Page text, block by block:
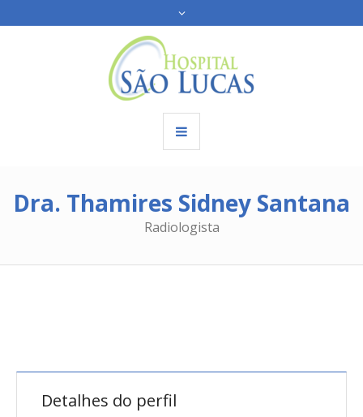
Dra. Thamires Sidney Santana
Radiologista
Detalhes do perfil